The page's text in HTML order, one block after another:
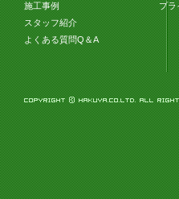
施工事例
スタッフ紹介
よくある質問Q＆A
プラ